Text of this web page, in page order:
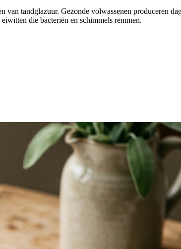
tandglazuur. Gezonde volwassenen produceren
die bacteriën en schimmels remmen.